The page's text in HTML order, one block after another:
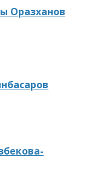
Оразханов